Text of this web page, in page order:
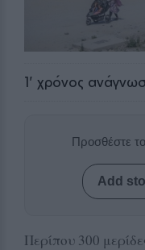
1' χρόνος
Προσθέστε
Add
Περίπου 300